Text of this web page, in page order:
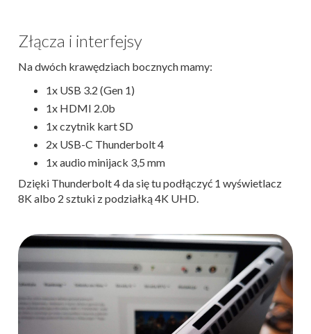
Złącza i interfejsy
Na dwóch krawędziach bocznych mamy:
1x USB 3.2 (Gen 1)
1x HDMI 2.0b
1x czytnik kart SD
2x USB-C Thunderbolt 4
1x audio minijack 3,5 mm
Dzięki Thunderbolt 4 da się tu podłączyć 1 wyświetlacz
8K albo 2 sztuki z podziałką 4K UHD.